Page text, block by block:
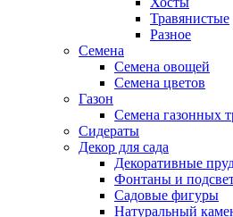
Травянистые
Разное
Семена
Семена овощей
Семена цветов
Газон
Семена газонных
Сидераты
Декор для сада
Декоративные
Фонтаны и
Садовые фигуры
Натуральный